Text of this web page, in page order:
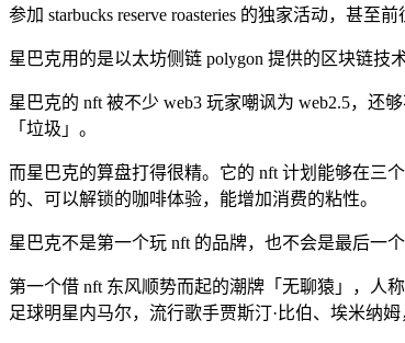
参加 starbucks reserve roasteries 的独家活动，甚至
星巴克用的是以太坊侧链 polygon 提供的区块链技
星巴克的 nft 被不少 web3 玩家嘲讽为 web2.5，还
「垃圾」。
而星巴克的算盘打得很精。它的 nft 计划能够在三
的、可以解锁的咖啡体验，能增加消费的粘性。
星巴克不是第一个玩 nft 的品牌，也不会是最后一个
第一个借 nft 东风顺势而起的潮牌「无聊猿」，人
足球明星内马尔，流行歌手贾斯汀·比伯、埃米纳姆